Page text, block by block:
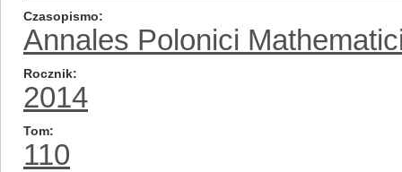
Czasopismo
Annales Polonici
Rocznik
2014
Tom
110